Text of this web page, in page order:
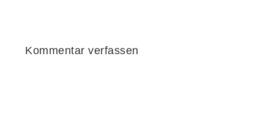
Kommentar verfassen